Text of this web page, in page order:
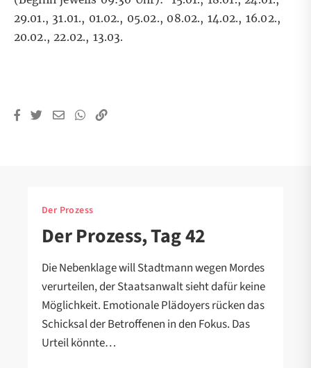
29.01., 31.01., 01.02., 05.02., 08.02., 14.02., 16.02.,
20.02., 22.02., 13.03.
Der Prozess
Der Prozess, Tag 42
Die Nebenklage will Stadtmann wegen Mordes
verurteilen, der Staatsanwalt sieht dafür keine
Möglichkeit. Emotionale Plädoyers rücken das
Schicksal der Betroffenen in den Fokus. Das
Urteil könnte…